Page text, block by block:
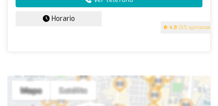
4.8 (65 opiniones)
Horario